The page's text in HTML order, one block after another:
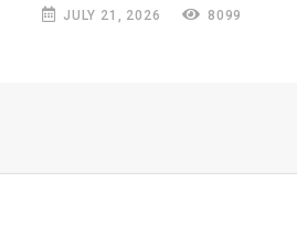
JULY 21, 2026 8099